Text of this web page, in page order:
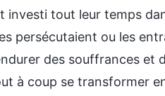
investi tout leur temps
persécutaient ou les
des souffrances
à coup se transformer